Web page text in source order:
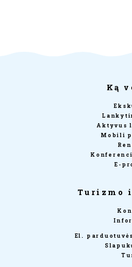
Ką
Aktyvus
Mobili
E-
Turizmo
El.